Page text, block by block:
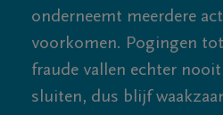
onderneemt meerdere
voorkomen. Pogingen
fraude vallen echter
sluiten, dus blijf